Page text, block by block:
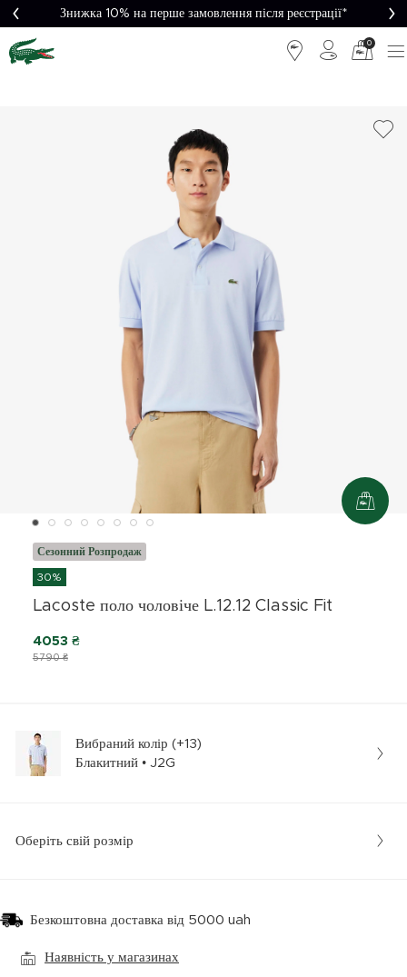
Знижка 10% на перше замовлення після реєстрації*
0
Сезонний Розпродаж
30%
Lacoste поло чоловіче L.12.12 Classic Fit
5790 ₴
4053 ₴
Вибраний колір (+13)
Блакитний • J2G
Оберіть свій розмір
Безкоштовна доставка від 5000 uah
Наявність у магазинах
повернення
доставка від
5000₴*